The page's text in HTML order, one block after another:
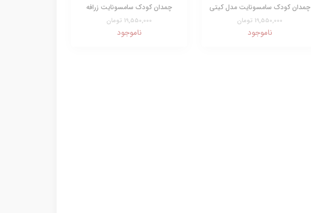
چمدان کودک سامسونایت مدل کیتی
19,550,000 تومان
ناموجود
چمدان کودک سامسونایت زرافه
19,550,000 تومان
ناموجود